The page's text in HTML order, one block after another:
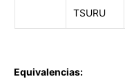
TSURU
Equivalencias: